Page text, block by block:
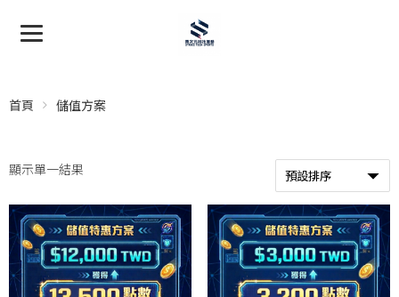
首頁 儲值方案
顯示單一結果